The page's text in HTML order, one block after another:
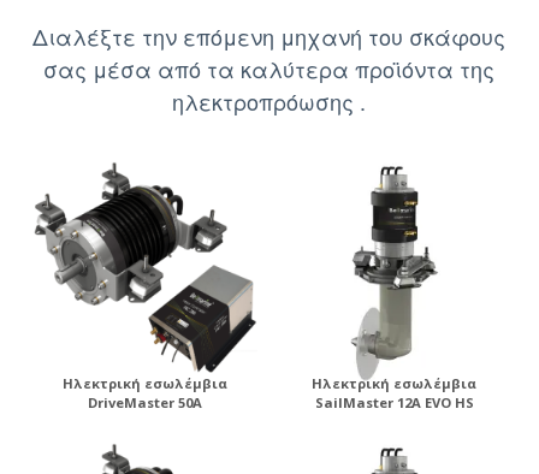
Διαλέξτε την επόμενη μηχανή του σκάφους
σας μέσα από τα καλύτερα προϊόντα της
ηλεκτροπρόωσης .
Ηλεκτρική εσωλέμβια
DriveMaster 50A
Ηλεκτρική εσωλέμβια
SailMaster 12A EVO HS